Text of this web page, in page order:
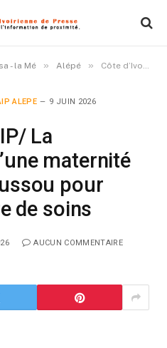
- la Mé » Alépé » Côte d’Ivoire-AIP/ La construction d’une maternité lancée à Kodioussou pour renforcer l’offre de soins
ALEPE 9 JUIN 2026
La
maternité
pour
de soins
AUCUN COMMENTAIRE